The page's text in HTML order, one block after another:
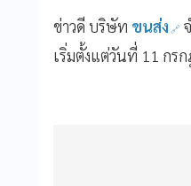
ข่าวดี บริษัท ขนส่ง
เริ่มตั้งแต่วันที่ 11 กร